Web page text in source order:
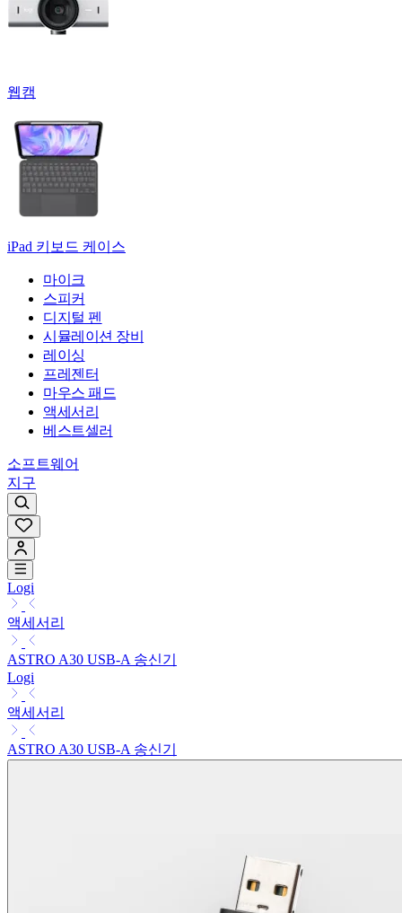
웹캠
iPad 키보드 케이스
마이크
스피커
디지털 펜
시뮬레이션 장비
레이싱
프레젠터
마우스 패드
액세서리
베스트셀러
소프트웨어
지구
Logi
액세서리
ASTRO A30 USB-A 송신기
Logi
액세서리
ASTRO A30 USB-A 송신기